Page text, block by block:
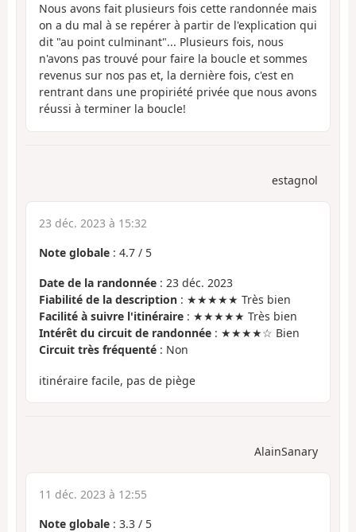
Nous avons fait plusieurs fois cette randonnée mais
on a du mal à se repérer à partir de l'explication qui
dit "au point culminant"... Plusieurs fois, nous
n'avons pas trouvé pour faire la boucle et sommes
revenus sur nos pas et, la dernière fois, c'est en
rentrant dans une propiriété privée que nous avons
réussi à terminer la boucle!
estagnol
23 déc. 2023 à 15:32
Note globale : 4.7 / 5
Date de la randonnée : 23 déc. 2023
Fiabilité de la description : ★★★★★ Très bien
Facilité à suivre l'itinéraire : ★★★★★ Très bien
Intérêt du circuit de randonnée : ★★★★☆ Bien
Circuit très fréquenté : Non
itinéraire facile, pas de piège
AlainSanary
11 déc. 2023 à 12:55
Note globale : 3.3 / 5